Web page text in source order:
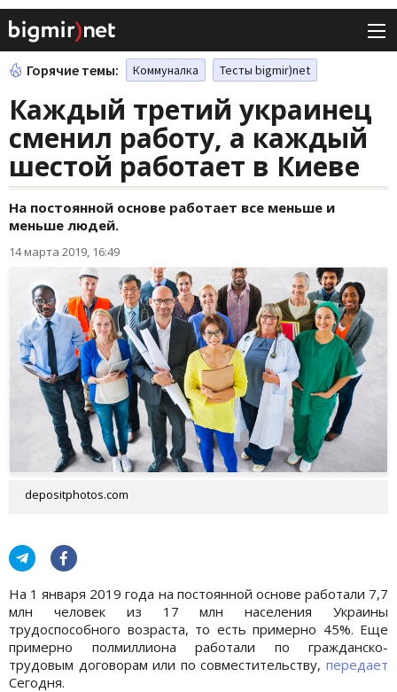
Горячие темы: Коммуналка Тесты bigmir)net
Каждый третий украинец
сменил работу, а каждый
шестой работает в Киеве
На постоянной основе работает все меньше и
меньше людей.
14 марта 2019, 16:49
depositphotos.com
На 1 января 2019 года на постоянной основе работали 7,7
млн человек из 17 млн населения Украины
трудоспособного возраста, то есть примерно 45%. Еще
примерно полмиллиона работали по гражданско-
трудовым договорам или по совместительству, передает
Сегодня.